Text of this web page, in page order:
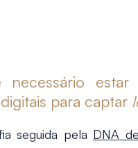
necessário
para captar
seguida pela DNA